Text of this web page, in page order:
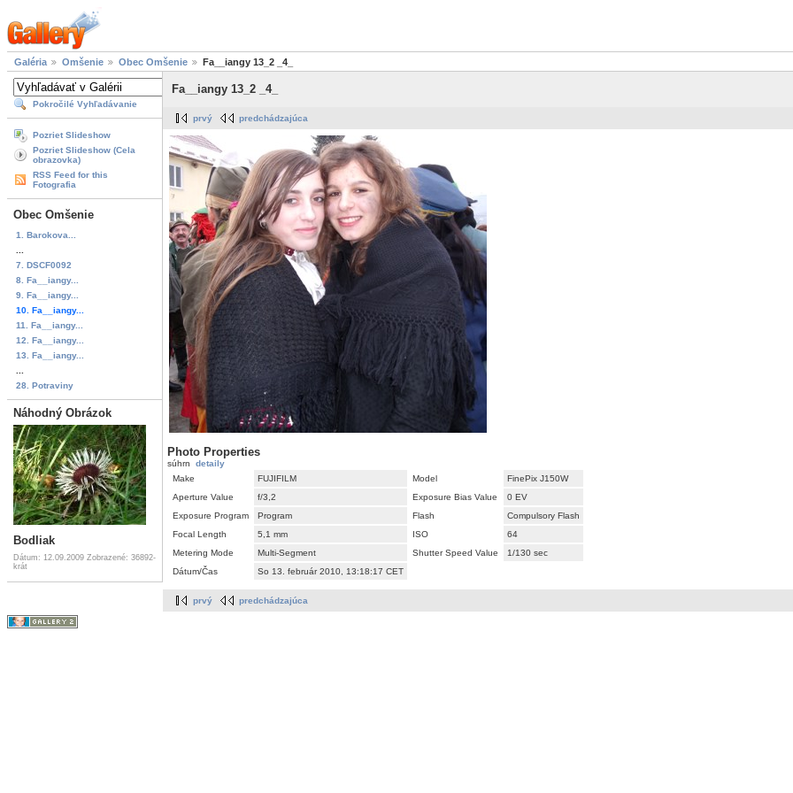
Galéria Omšenie Obec Omšenie Fa__iangy 13_2 _4_
Pokročilé Vyhľadávanie
Pozriet Slideshow
Pozriet Slideshow (Cela
obrazovka)
RSS Feed for this
Fotografia
Obec Omšenie
1. Barokova...
7. DSCF0092
8. Fa__iangy...
9. Fa__iangy...
10. Fa__iangy...
11. Fa__iangy...
12. Fa__iangy...
13. Fa__iangy...
28. Potraviny
Náhodný Obrázok
Bodliak
Dátum: 12.09.2009 Zobrazené: 36892-
krát
Fa__iangy 13_2 _4_
prvý predchádzajúca
Photo Properties
súhrn detaily
Make
FUJIFILM Model
FinePix J150W
Aperture Value
f/3,2 Exposure Bias Value
0 EV
Exposure Program
Program Flash
Compulsory Flash
Focal Length
5,1 mm ISO
64
Metering Mode
Multi-Segment Shutter Speed Value
1/130 sec
Dátum/Čas
So 13. február 2010, 13:18:17 CET
prvý predchádzajúca